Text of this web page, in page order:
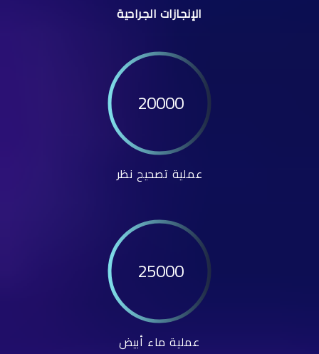
الإنجازات الجراحية
20000
عملية تصحيح نظر
25000
عملية ماء أبيض